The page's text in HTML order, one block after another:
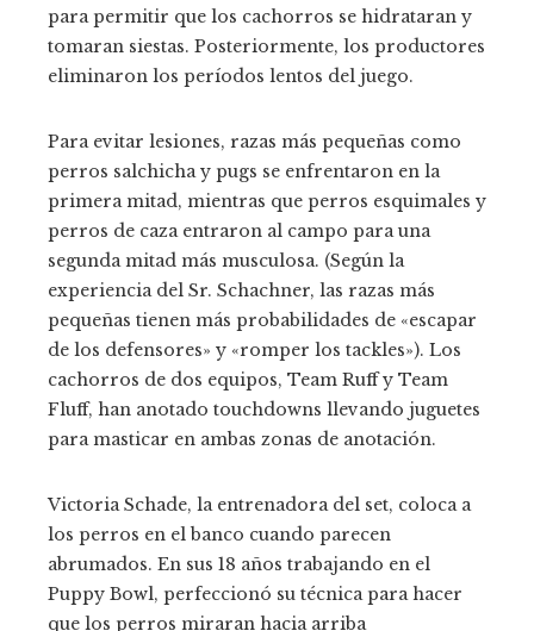
para permitir que los cachorros se hidrataran y
tomaran siestas. Posteriormente, los productores
eliminaron los períodos lentos del juego.
Para evitar lesiones, razas más pequeñas como
perros salchicha y pugs se enfrentaron en la
primera mitad, mientras que perros esquimales y
perros de caza entraron al campo para una
segunda mitad más musculosa. (Según la
experiencia del Sr. Schachner, las razas más
pequeñas tienen más probabilidades de «escapar
de los defensores» y «romper los tackles»). Los
cachorros de dos equipos, Team Ruff y Team
Fluff, han anotado touchdowns llevando juguetes
para masticar en ambas zonas de anotación.
Victoria Schade, la entrenadora del set, coloca a
los perros en el banco cuando parecen
abrumados. En sus 18 años trabajando en el
Puppy Bowl, perfeccionó su técnica para hacer
que los perros miraran hacia arriba